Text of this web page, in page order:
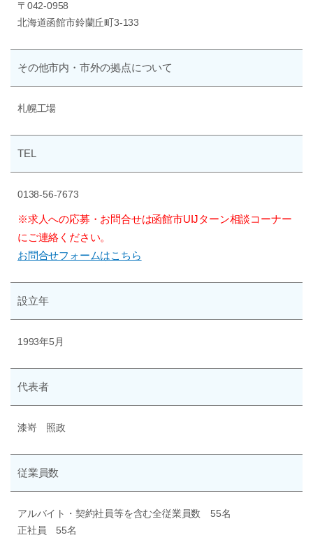
〒042-0958
北海道函館市鈴蘭丘町3-133
その他市内・市外の拠点について
札幌工場
TEL
0138-56-7673
※求人への応募・お問合せは函館市UIJターン相談コーナー
にご連絡ください。
お問合せフォームはこちら
設立年
1993年5月
代表者
漆嵜 照政
従業員数
アルバイト・契約社員等を含む全従業員数 55名
正社員 55名